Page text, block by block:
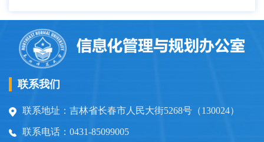
联系我们
联系地址：吉林省长春市人民大街5268号（130024）
联系电话：0431-85099005